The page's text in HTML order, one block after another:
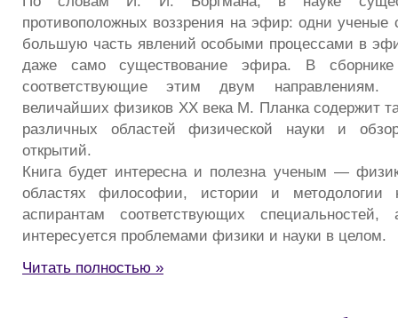
противоположных воззрения на эфир: одни ученые
большую часть явлений особыми процессами в
даже само существование эфира. В
соответствующие этим двум
величайших физиков XX века М. Планка содержит
различных областей физической науки и
открытий.
Книга будет интересна и полезна ученым —
областях философии, истории и методологии
аспирантам соответствующих
интересуется проблемами физики и науки в целом.
Читать полностью »